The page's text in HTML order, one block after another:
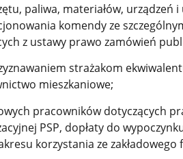
paliwa, materiałów, urządzeń i
komendy ze
z ustawy prawo zamówień
strażakom
mieszkaniowe;
pracowników dotyczących
PSP, dopłaty do
korzystania ze zakładowego